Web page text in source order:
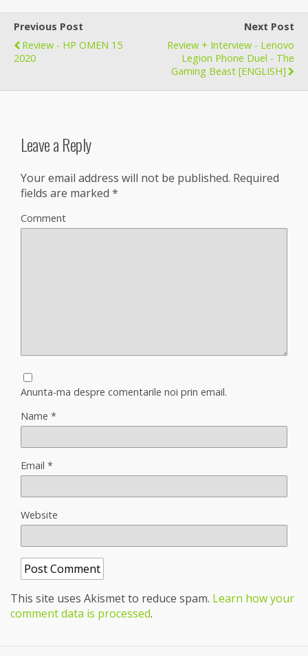
Previous Post
Review - HP OMEN 15
2020
Next Post
Review + Interview - Lenovo
Legion Phone Duel - The
Gaming Beast [ENGLISH]
Leave a Reply
Your email address will not be published. Required
fields are marked *
Comment
Anunta-ma despre comentarile noi prin email.
Name *
Email *
Website
This site uses Akismet to reduce spam. Learn how your
comment data is processed.